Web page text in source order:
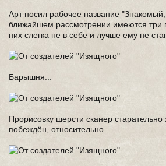
Арт носил рабочее название
ближайшем рассмотрении имеются три
них слегка не в себе и лучше ему не
Барышня...
Прорисовку шерсти сканер
побеждён, относительно.